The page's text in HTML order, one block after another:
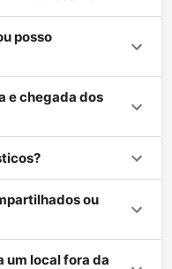
posso
e chegada dos
ou
um local fora da